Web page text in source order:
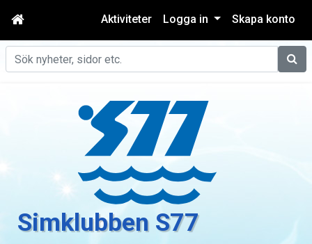
Aktiviteter Logga in Skapa konto
Sök
Simklubben S77